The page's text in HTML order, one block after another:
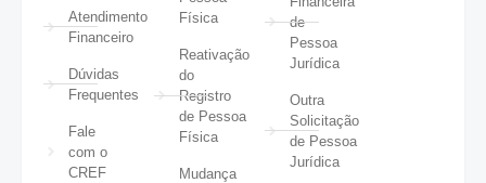
Atendimento
Financeiro
Dúvidas
Frequentes
Fale
com o
CREF
Física
Reativação
do
Registro
de Pessoa
Física
Mudança
de
Pessoa
Jurídica
Outra
Solicitação
de Pessoa
Jurídica